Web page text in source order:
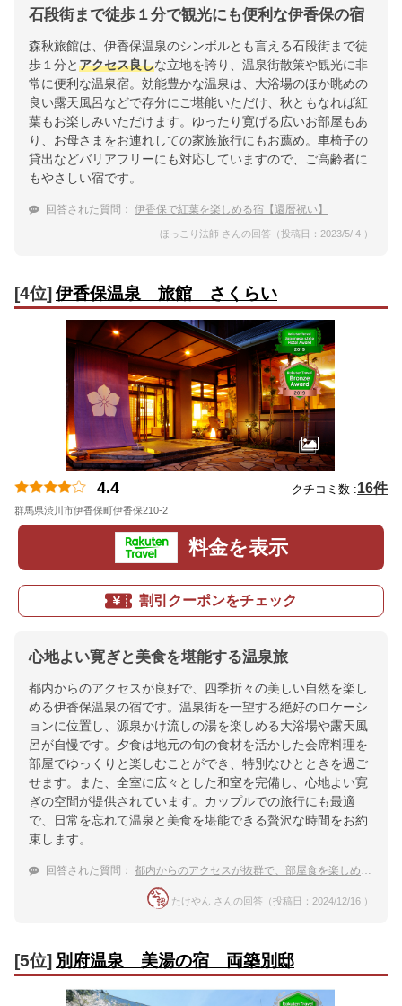
石段街まで徒歩１分で観光にも便利な伊香保の宿
森秋旅館は、伊香保温泉のシンボルとも言える石段街まで徒
歩１分とアクセス良しな立地を誇り、温泉街散策や観光に非
常に便利な温泉宿。効能豊かな温泉は、大浴場のほか眺めの
良い露天風呂などで存分にご堪能いただけ、秋ともなれば紅
葉もお楽しみいただけます。ゆったり寛げる広いお部屋もあ
り、お母さまをお連れしての家族旅行にもお薦め。車椅子の
貸出などバリアフリーにも対応していますので、ご高齢者に
もやさしい宿です。
回答された質問： 伊香保で紅葉を楽しめる宿【還暦祝い】
ほっこり法師 さんの回答（投稿日：2023/5/ 4 ）
[4位]伊香保温泉 旅館 さくらい
4.4 クチコミ数 :16件
群馬県渋川市伊香保町伊香保210-2
料金を表示
割引クーポンをチェック
心地よい寛ぎと美食を堪能する温泉旅
都内からのアクセスが良好で、四季折々の美しい自然を楽し
める伊香保温泉の宿です。温泉街を一望する絶好のロケーシ
ョンに位置し、源泉かけ流しの湯を楽しめる大浴場や露天風
呂が自慢です。夕食は地元の旬の食材を活かした会席料理を
部屋でゆっくりと楽しむことができ、特別なひとときを過ご
せます。また、全室に広々とした和室を完備し、心地よい寛
ぎの空間が提供されています。カップルでの旅行にも最適
で、日常を忘れて温泉と美食を堪能できる贅沢な時間をお約
束します。
回答された質問： 都内からのアクセスが抜群で、部屋食を楽しめる伊香保温泉の宿を教えて！
たけやん さんの回答（投稿日：2024/12/16 ）
[5位] 別府温泉 美湯の宿 両築別邸